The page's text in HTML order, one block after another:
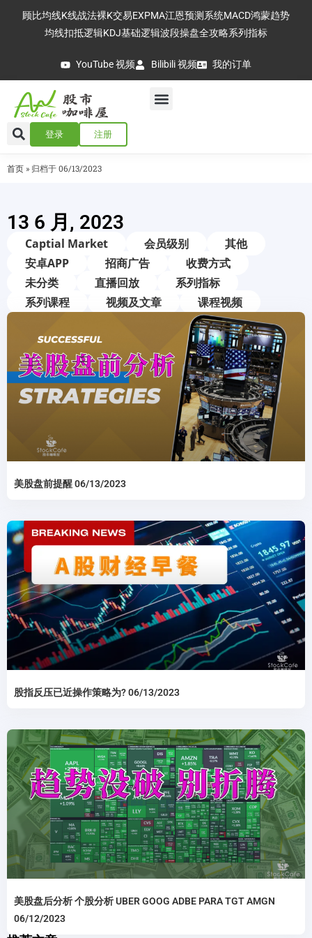
顾比均线K线战法裸K交易EXPMA江恩预测系统MACD鸿蒙趋势
均线扣抵逻辑KDJ基础逻辑波段操盘全攻略系列指标
YouTube 视频 Bilibili 视频 我的订单
登录 注册
首页 » 归档于 06/13/2023
13 6 月, 2023
Captial Market 会员级别
其他
安卓APP
招商广告
收费方式
未分类
直播回放
系列指标
系列课程
视频及文章 课程视频
美股盘前提醒 06/13/2023
股指反压已近操作策略为? 06/13/2023
美股盘后分析 个股分析 UBER GOOG ADBE PARA TGT AMGN
06/12/2023